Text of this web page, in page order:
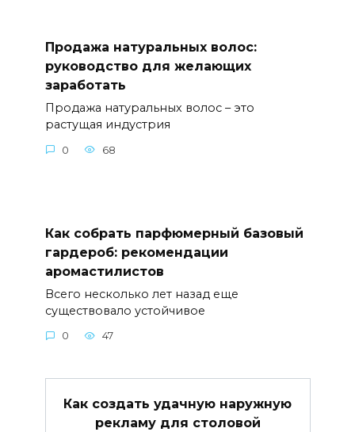
Продажа натуральных волос:
руководство для желающих
заработать
Продажа натуральных волос – это
растущая индустрия
0 68
Как собрать парфюмерный базовый
гардероб: рекомендации
аромастилистов
Всего несколько лет назад еще
существовало устойчивое
0 47
Как создать удачную наружную
рекламу для столовой